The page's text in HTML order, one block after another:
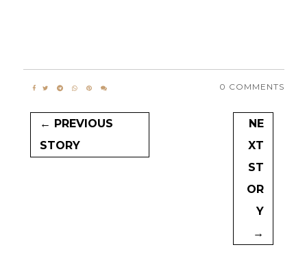
0 COMMENTS
← PREVIOUS
STORY
NE
XT
ST
OR
Y
→